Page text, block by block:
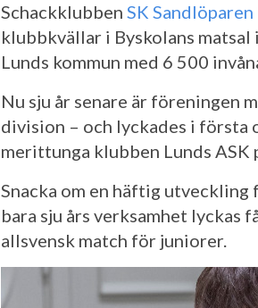
Schackklubben SK Sandlöparen
klubbkvällar i Byskolans
Lunds kommun med 6 500
Nu sju år senare är föreningen
division – och lyckades i första
merittunga klubben Lunds ASK
Snacka om en häftig
bara sju års verksamhet lyckas
allsvensk match för juniorer.